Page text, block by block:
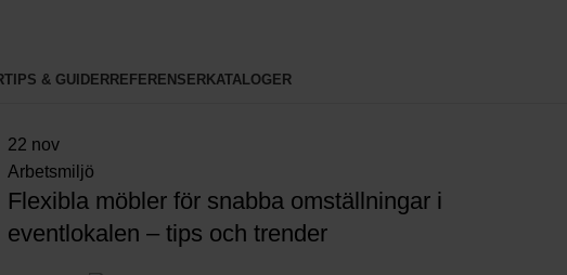
TIPS & GUIDER REFERENSER KATALOGER
22 nov
Arbetsmiljö
Flexibla möbler för snabba omställningar i
eventlokalen – tips och trender